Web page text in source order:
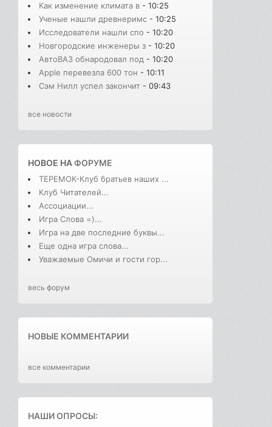
Как изменение климата в - 10:25
Ученые нашли древнеримс - 10:25
Исследователи нашли спо - 10:20
Новгородские инженеры з - 10:20
АвтоВАЗ обнародовал под - 10:20
Apple перевезла 600 тон - 10:11
Сэм Нилл успел закончит - 09:43
все новости
НОВОЕ НАФОРУМЕ
ТЕРЕМОК-Клуб братьев наших ...
Клуб Читателей...
Ассоциации...
Игра Слова =)...
Игра на две последние буквы...
Еще одна игра слова...
Уважаемые Омичи и гости гор...
весь форум
НОВЫЕ КОММЕНТАРИИ
все комментарии
НАШИ ОПРОСЫ: